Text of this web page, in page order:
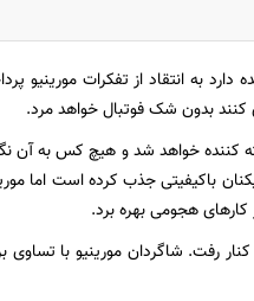
دانمارک را برعهده دارد به انتقاد از تفکرات
کنند بدون شک فوتبال خواهد مرد.
کننده خواهد شد و هیچ کس به آن
باکیفیتی جذب کرده است اما
کارهای هجومی بهره برد.
رفت. شاگردان مورینیو با تساوی